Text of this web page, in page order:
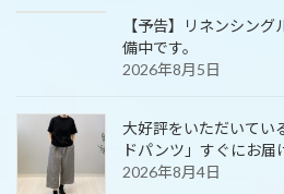
【予告】リネンシン
備中です。
2026年8月5日
大好評をいただいてい
ドパンツ」すぐにお届
2026年8月4日